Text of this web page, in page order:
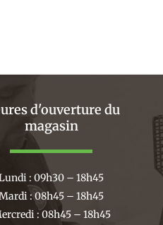
d'ouverture du
magasin
: 09h30 – 18h45
: 08h45 – 18h45
: 08h45 – 18h45